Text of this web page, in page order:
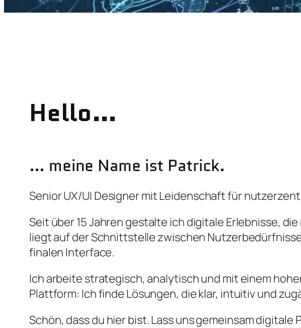
Hello…
… meine Name ist Patrick.
Senior UX/UI Designer mit Leidenschaft für
Seit über 15 Jahren gestalte ich digitale Erlebnisse,
liegt auf der Schnittstelle zwischen
finalen Interface.
Ich arbeite strategisch, analytisch und mit einem
Plattform: Ich finde Lösungen, die klar, intuitiv und
Schön, dass du hier bist. Lass uns gemeinsam digitale